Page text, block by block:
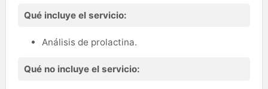
Qué incluye el servicio:
Análisis de prolactina.
Qué no incluye el servicio: